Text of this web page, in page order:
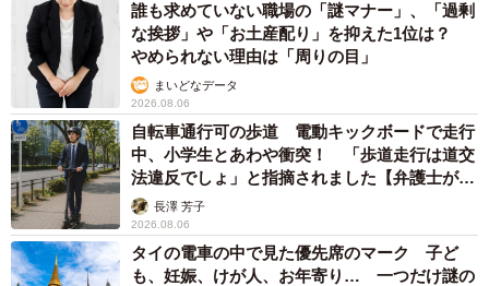
誰も求めていない職場の「謎マナー」、「過剰
な挨拶」や「お土産配り」を抑えた1位は？
やめられない理由は「周りの目」
まいどなデータ
2026.08.06
自転車通行可の歩道 電動キックボードで走行
中、小学生とあわや衝突！ 「歩道走行は道交
法違反でしょ」と指摘されました【弁護士が解
説】長澤 芳子
2026.08.06
タイの電車の中で見た優先席のマーク 子ど
も、妊娠、けが人、お年寄り… 一つだけ謎の